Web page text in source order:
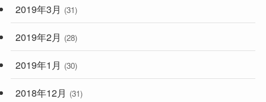
2019年3月 (31)
2019年2月 (28)
2019年1月 (30)
2018年12月 (31)